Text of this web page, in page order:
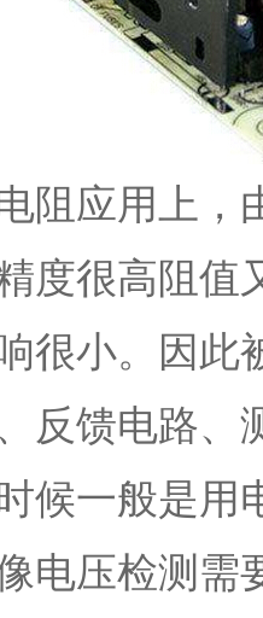
阻应用上
度很高阻值
很小。因此
反馈电路、
候一般是用
电压检测需